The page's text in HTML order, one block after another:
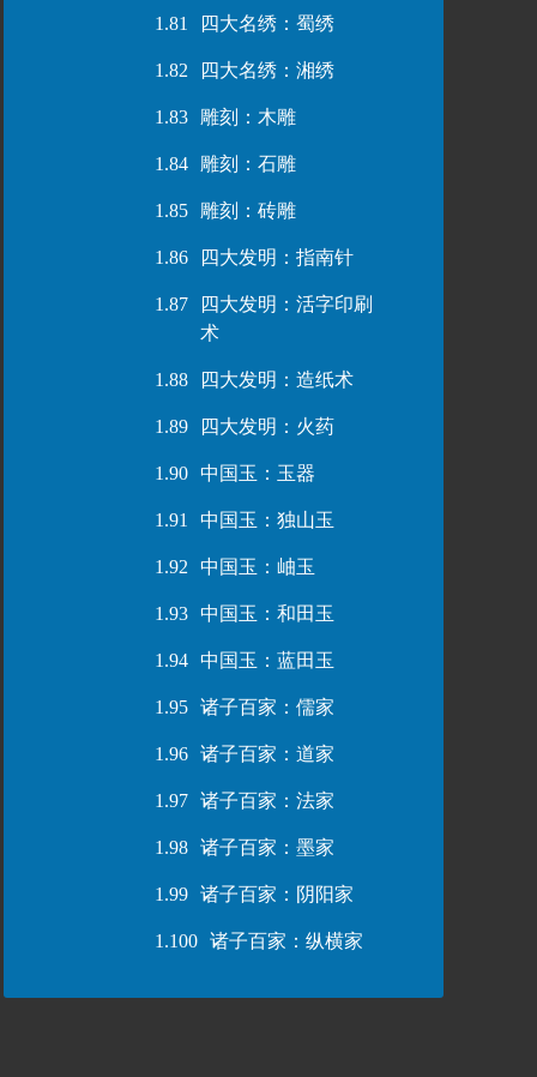
1.81 四大名绣：蜀绣
1.82 四大名绣：湘绣
1.83 雕刻：木雕
1.84 雕刻：石雕
1.85 雕刻：砖雕
1.86 四大发明：指南针
1.87
四大发明：活字印刷
术
1.88 四大发明：造纸术
1.89 四大发明：火药
1.90 中国玉：玉器
1.91 中国玉：独山玉
1.92 中国玉：岫玉
1.93 中国玉：和田玉
1.94 中国玉：蓝田玉
1.95 诸子百家：儒家
1.96 诸子百家：道家
1.97 诸子百家：法家
1.98 诸子百家：墨家
1.99 诸子百家：阴阳家
1.100 诸子百家：纵横家